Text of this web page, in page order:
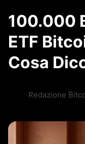
100.000
ETF
Cosa
Redazione